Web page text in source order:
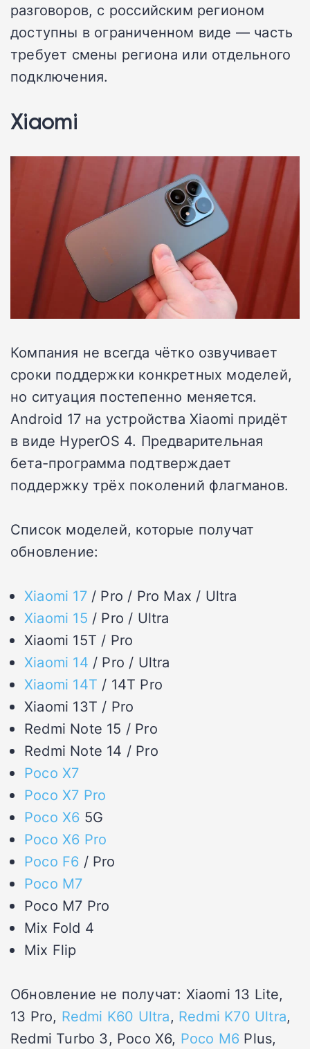
разговоров, с российским регионом
доступны в ограниченном виде — часть
требует смены региона или отдельного
подключения.
Xiaomi
Компания не всегда чётко озвучивает
сроки поддержки конкретных моделей,
но ситуация постепенно меняется.
Android 17 на устройства Xiaomi придёт
в виде HyperOS 4. Предварительная
бета-программа подтверждает
поддержку трёх поколений флагманов.
Список моделей, которые получат
обновление:
Xiaomi 17/ Pro / Pro Max / Ultra
Xiaomi 15 / Pro / Ultra
Xiaomi 15T / Pro
Xiaomi 14 / Pro / Ultra
Xiaomi 14T / 14T Pro
Xiaomi 13T / Pro
Redmi Note 15 / Pro
Redmi Note 14 / Pro
Poco X7
Poco X7 Pro
Poco X6 5G
Poco X6 Pro
Poco F6 / Pro
Poco M7
Poco M7 Pro
Mix Fold 4
Mix Flip
Обновление не получат: Xiaomi 13 Lite,
13 Pro, Redmi K60 Ultra, Redmi K70 Ultra,
Redmi Turbo 3, Poco X6, Poco M6 Plus,